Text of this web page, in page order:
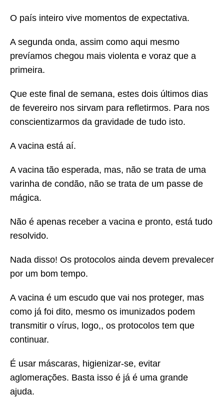
O país inteiro vive momentos de expectativa.
A segunda onda, assim como aqui mesmo
prevíamos chegou mais violenta e voraz que a
primeira.
Que este final de semana, estes dois últimos dias
de fevereiro nos sirvam para refletirmos. Para nos
conscientizarmos da gravidade de tudo isto.
A vacina está aí.
A vacina tão esperada, mas, não se trata de uma
varinha de condão, não se trata de um passe de
mágica.
Não é apenas receber a vacina e pronto, está tudo
resolvido.
Nada disso! Os protocolos ainda devem prevalecer
por um bom tempo.
A vacina é um escudo que vai nos proteger, mas
como já foi dito, mesmo os imunizados podem
transmitir o vírus, logo,, os protocolos tem que
continuar.
É usar máscaras, higienizar-se, evitar
aglomerações. Basta isso é já é uma grande
ajuda.